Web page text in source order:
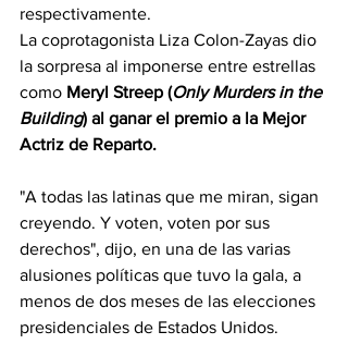
respectivamente.
La coprotagonista Liza Colon-Zayas dio
la sorpresa al imponerse entre estrellas
como Meryl Streep (Only Murders in the
Building) al ganar el premio a la Mejor
Actriz de Reparto.
"A todas las latinas que me miran, sigan
creyendo. Y voten, voten por sus
derechos", dijo, en una de las varias
alusiones políticas que tuvo la gala, a
menos de dos meses de las elecciones
presidenciales de Estados Unidos.